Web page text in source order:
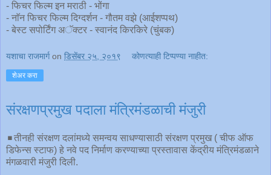
- फिचर फिल्म इन मराठी - भोंगा
- नाॅन फिचर फिल्म दिग्दर्शन - गौतम वझे (आईशप्पथ)
- बेस्ट सपोर्टिंग अॅक्टर - स्वानंद किरकिरे (चुंबक)
यशाचा राजमार्ग on डिसेंबर २५, २०१९ कोणत्याही टिप्पण्‍या नाहीत:
शेअर करा
संरक्षणप्रमुख पदाला मंत्रिमंडळाची मंजुरी
◾️तीनही संरक्षण दलांमध्ये समन्वय साधण्यासाठी संरक्षण प्रमुख ( चीफ ऑफ
डिफेन्स स्टाफ) हे नवे पद निर्माण करण्याच्या प्रस्तावास केंद्रीय मंत्रिमंडळाने
मंगळवारी मंजुरी दिली.